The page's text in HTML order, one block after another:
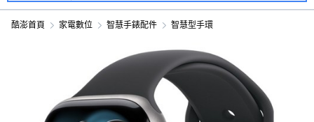
酷澎首頁 家電數位 智慧手錶配件 智慧型手環